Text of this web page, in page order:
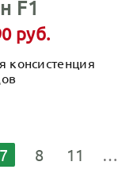
F1
руб.
консистенция
7 8 11 …